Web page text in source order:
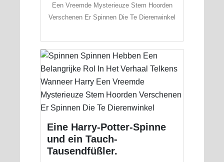
Een Vreemde Mysterieuze Stem Hoorden
Verschenen Er Spinnen Die Te Dierenwinkel
Eine Harry-Potter-Spinne
und ein Tauch-
Tausendfüßler.